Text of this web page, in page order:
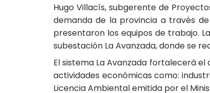
Hugo Villacís, subgerente de
demanda de la provincia a través de
presentaron los equipos de trabajo.
subestación La Avanzada, donde se
El sistema La Avanzada fortalecerá
actividades económicas como:
Licencia Ambiental emitida por el